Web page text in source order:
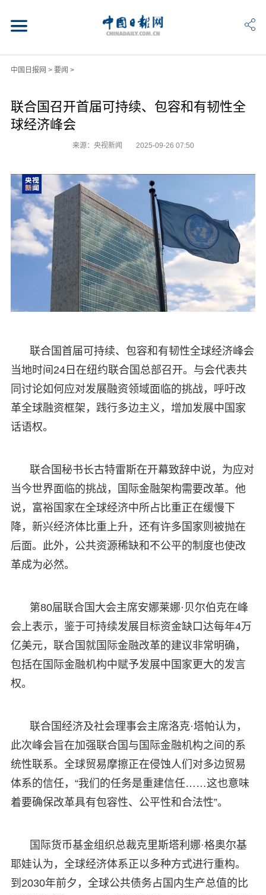
中国日报网 > 要闻 >
联合国召开首届可持续、包容和有韧性全
球经济峰会
来源：央视新闻 2025-09-26 07:50
联合国首届可持续、包容和有韧性全球经济峰会
当地时间24日在纽约联合国总部召开。与会代表共
同讨论如何应对发展融资领域面临的挑战，呼吁改
革全球融资框架，践行多边主义，增加发展中国家
话语权。
联合国秘书长古特雷斯在开幕致辞中说，为应对
当今世界面临的挑战，国际金融架构需要改革。他
说，富裕国家在全球经济中所占比重正在缓慢下
降，新兴经济体比重上升，还有许多国家则被抛在
后面。此外，公共资源稀缺和不公平的制度也使改
革成为必然。
第80届联合国大会主席安娜莱娜·贝尔伯克在峰
会上表示，鉴于可持续发展目标资金缺口达每年4万
亿美元，联合国就国际金融改革的建议非常明确，
包括在国际金融机构中赋予发展中国家更大的发言
权。
联合国经济及社会理事会主席洛克·塔帕认为，
此次峰会旨在加强联合国与国际金融机构之间的系
统性联系。全球贸易摩擦正在侵蚀人们对多边贸易
体系的信任，“我们的任务是重建信任……这也意味
着要确保改革具有包容性、公平性和合法性”。
国际货币基金组织总裁克里斯塔利娜·格奥尔基
耶娃认为，全球经济体系正以多种方式进行重构。
到2030年前夕，全球公共债务占国内生产总值的比